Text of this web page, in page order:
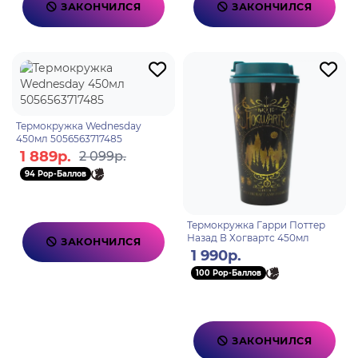
ЗАКОНЧИЛСЯ ЗАКОНЧИЛСЯ
Термокружка Wednesday
450мл 5056563717485
1 889р. 2 099р.
94 Pop-Баллов
ЗАКОНЧИЛСЯ
Термокружка Гарри Поттер
Назад В Хогвартс 450мл
1 990р.
100 Pop-Баллов
ЗАКОНЧИЛСЯ